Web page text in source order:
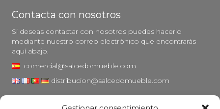
Contacta con nosotros
Si deseas contactar con nosotros puedes hacerlo
mediante nuestro correo electrónico que encontrarás
aquí abajo.
comercial@salcedomueble.com
distribucion@salcedomueble.com